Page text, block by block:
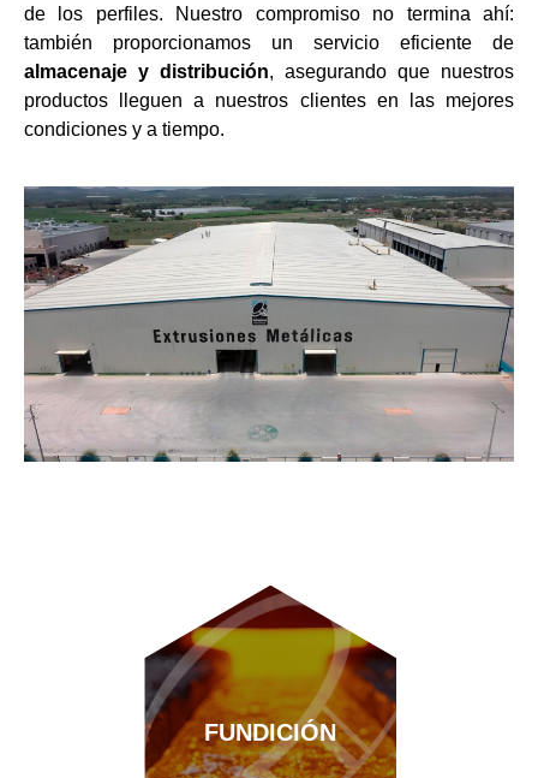
de los perfiles. Nuestro compromiso no termina ahí:
también proporcionamos un servicio eficiente de
almacenaje y distribución, asegurando que nuestros
productos lleguen a nuestros clientes en las mejores
condiciones y a tiempo.
FUNDICIÓN